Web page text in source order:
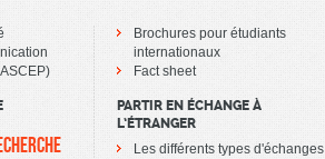
Brochures pour étudiants
internationaux
Fact sheet
PARTIR EN ÉCHANGE À
L’ÉTRANGER
Les différents types d'échanges